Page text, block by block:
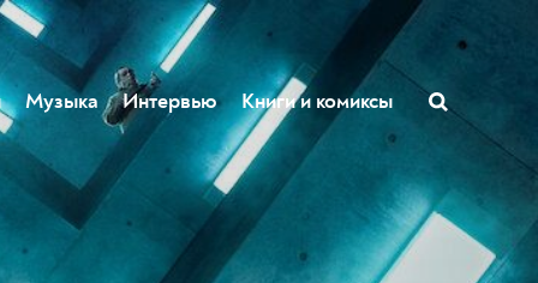
Музыка Интервью Книги и комиксы